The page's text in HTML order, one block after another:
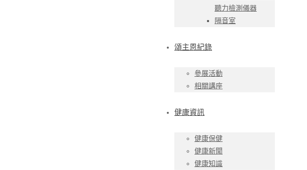
聽力檢測儀器
隔音室
頌主恩紀錄
參展活動
相關講座
健康資訊
健康保健
健康新聞
健康知識